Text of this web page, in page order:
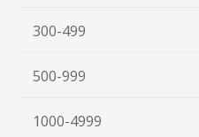
300-499
500-999
1000-4999